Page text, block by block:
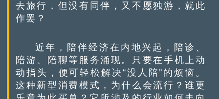
去旅行，但没有同伴，又不愿独游，就此
作罢？
近年，陪伴经济在内地兴起，陪诊、
陪游、陪聊等服务涌现。只要在手机上动
动指头，便可轻松解决“没人陪”的烦恼。
这种新型消费模式，为什么会流行？谁更